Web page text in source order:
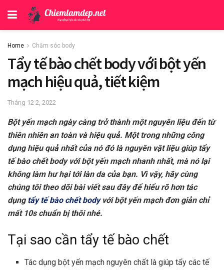
Home Chăm sóc body
Tẩy tế bào chết body với bột yến
mạch hiệu quả, tiết kiệm
Tháng 12 2, 2022
Bột yến mạch ngày càng trở thành một nguyên liệu đến từ
thiên nhiên an toàn và hiệu quả. Một trong những công
dụng hiệu quả nhất của nó đó là nguyên vật liệu giúp tẩy
tế bào chết body với bột yến mạch nhanh nhất, mà nó lại
không làm hư hại tới làn da của bạn. Vì vậy, hãy cùng
chúng tôi theo dõi bài viết sau đây để hiểu rõ hơn tác
dụngtẩy tế bào chết bodyvới bột yến mạch đơn giản chỉ
mất 10s chuẩn bị thôi nhé.
Tại sao cần tẩy tế bào chết
Tác dụng bột yến mạch nguyên chất là giúp tẩy các tế